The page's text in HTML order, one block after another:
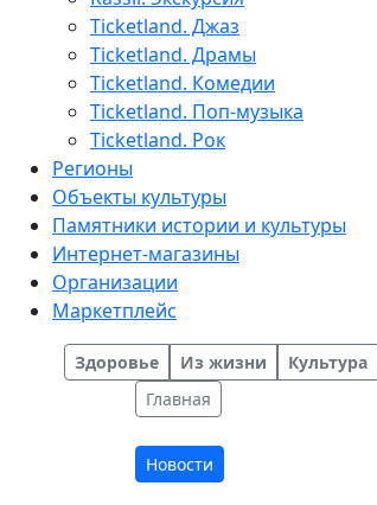
Ticketland. Джаз
Ticketland. Драмы
Ticketland. Комедии
Ticketland. Поп-музыка
Ticketland. Рок
Регионы
Объекты культуры
Памятники истории и культуры
Интернет-магазины
Организации
Маркетплейс
Здоровье Из жизни Культура
Главная
Новости